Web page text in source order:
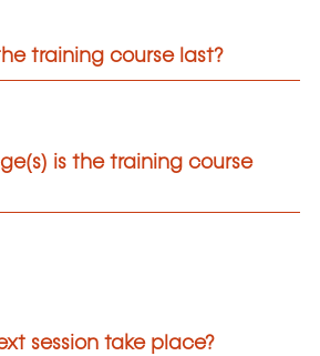
training course last?
is the training course
session take place?